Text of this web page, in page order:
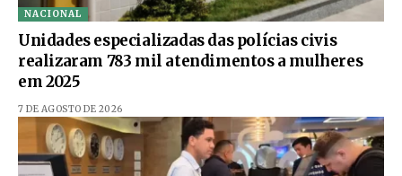
NACIONAL
Unidades especializadas das polícias civis
realizaram 783 mil atendimentos a mulheres
em 2025
7 DE AGOSTO DE 2026